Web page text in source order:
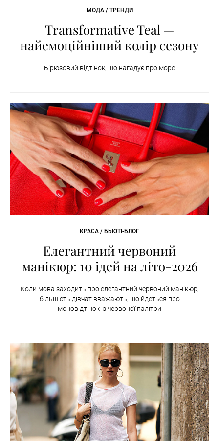
МОДА / ТРЕНДИ
Transformative Teal —
найемоційніший колір сезону
Бірюзовий відтінок, що нагадує про море
КРАСА / БЬЮТІ-БЛОГ
Елегантний червоний
манікюр: 10 ідей на літо-2026
Коли мова заходить про елегантний червоний манікюр,
більшість дівчат вважають, що йдеться про
моновідтінок із червоної палітри